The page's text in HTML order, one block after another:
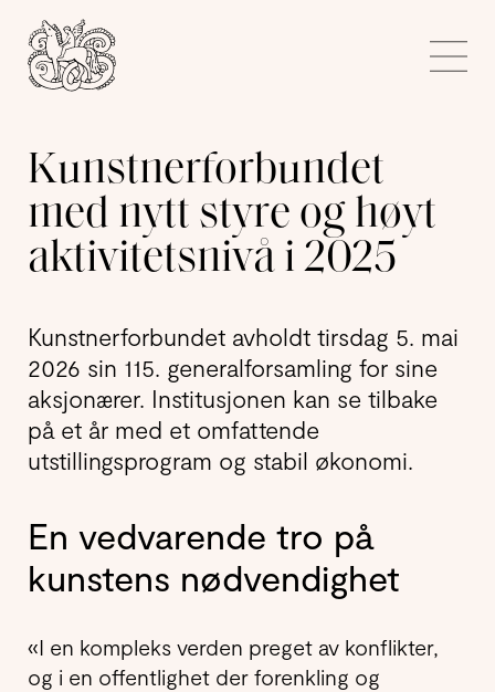
Kunstnerforbundet
Kunstnerforbundet
med nytt styre og høyt
aktivitetsnivå i 2025
Kunstnerforbundet avholdt tirsdag 5. mai
2026 sin 115. generalforsamling for sine
aksjonærer. Institusjonen kan se tilbake
på et år med et omfattende
utstillingsprogram og stabil økonomi.
En vedvarende tro på
kunstens nødvendighet
«I en kompleks verden preget av konflikter,
og i en offentlighet der forenkling og